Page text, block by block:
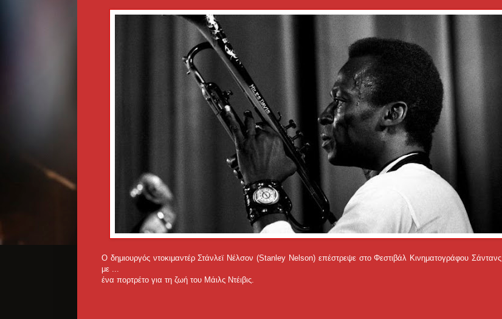
Ο δημιουργός ντοκιμαντέρ Στάνλεϊ Νέλσον (Stanley Nelson) επέστρεψε στο Φεστιβάλ Κινηματογράφου Σάντανς
με ...
ένα πορτρέτο για τη ζωή του Μάιλς Ντέιβις.